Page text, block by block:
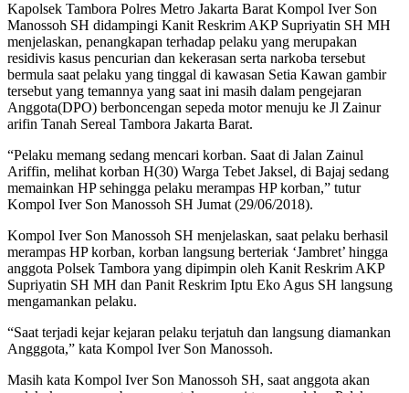
Kapolsek Tambora Polres Metro Jakarta Barat Kompol Iver Son
Manossoh SH didampingi Kanit Reskrim AKP Supriyatin SH MH
menjelaskan, penangkapan terhadap pelaku yang merupakan
residivis kasus pencurian dan kekerasan serta narkoba tersebut
bermula saat pelaku yang tinggal di kawasan Setia Kawan gambir
tersebut yang temannya yang saat ini masih dalam pengejaran
Anggota(DPO) berboncengan sepeda motor menuju ke Jl Zainur
arifin Tanah Sereal Tambora Jakarta Barat.
“Pelaku memang sedang mencari korban. Saat di Jalan Zainul
Ariffin, melihat korban H(30) Warga Tebet Jaksel, di Bajaj sedang
memainkan HP sehingga pelaku merampas HP korban,” tutur
Kompol Iver Son Manossoh SH Jumat (29/06/2018).
Kompol Iver Son Manossoh SH menjelaskan, saat pelaku berhasil
merampas HP korban, korban langsung berteriak ‘Jambret’ hingga
anggota Polsek Tambora yang dipimpin oleh Kanit Reskrim AKP
Supriyatin SH MH dan Panit Reskrim Iptu Eko Agus SH langsung
mengamankan pelaku.
“Saat terjadi kejar kejaran pelaku terjatuh dan langsung diamankan
Angggota,” kata Kompol Iver Son Manossoh.
Masih kata Kompol Iver Son Manossoh SH, saat anggota akan